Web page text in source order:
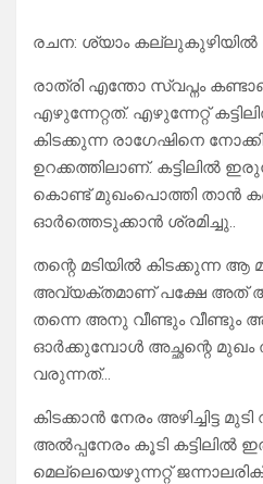
രചന: ശ്യാം കല്ലുകുഴിയില്‍
രാത്രി എന്തോ സ്വപ്നം
എഴുന്നേറ്റത്. എഴുന്നേറ്റ്
കിടക്കുന്ന രാഗേഷിനെ
ഉറക്കത്തിലാണ്. കട്ടിലിൽ
കൊണ്ട് മുഖംപൊത്തി താൻ
ഓർത്തെടുക്കാൻ ശ്രമിച്ചു..
തന്റെ മടിയിൽ കിടക്കുന്ന
അവ്യക്തമാണ് പക്ഷേ അത്
തന്നെ അനു വീണ്ടും വീണ്ടും
ഓർക്കുമ്പോൾ അച്ഛന്റെ
വരുന്നത്…
കിടക്കാൻ നേരം അഴിച്ചിട്ട
അൽപ്പനേരം കൂടി
മെല്ലെയെഴുന്നറ്റ്